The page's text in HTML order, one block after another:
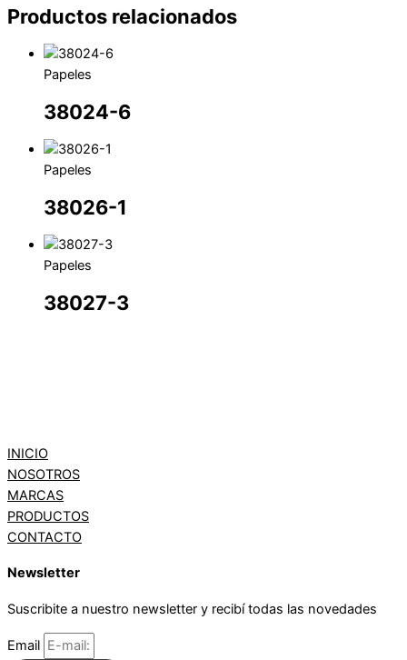
Productos relacionados
Papeles
38024-6
Papeles
38026-1
Papeles
38027-3
INICIO
NOSOTROS
MARCAS
PRODUCTOS
CONTACTO
Newsletter
Suscribite a nuestro newsletter y recibí todas las novedades
Email